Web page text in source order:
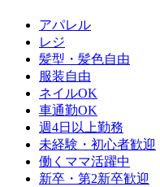
アパレル
レジ
髪型・髪色自由
服装自由
ネイルOK
車通勤OK
週4日以上勤務
未経験・初心者歓迎
働くママ活躍中
新卒・第2新卒歓迎